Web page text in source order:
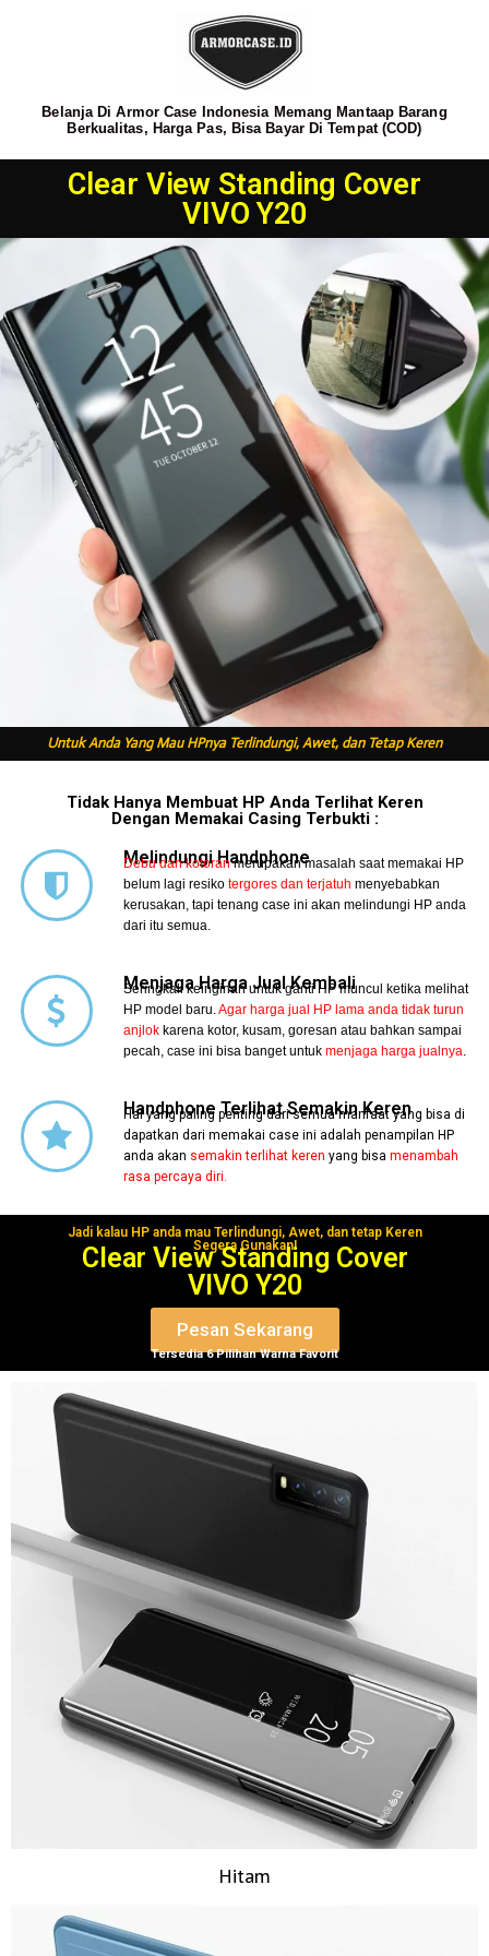
Belanja Di Armor Case Indonesia Memang Mantaap Barang
Berkualitas, Harga Pas, Bisa Bayar Di Tempat (COD)
Clear View Standing Cover
VIVO Y20
Untuk Anda Yang Mau HPnya Terlindungi, Awet, dan Tetap Keren
Tidak Hanya Membuat HP Anda Terlihat Keren
Dengan Memakai Casing Terbukti :
Melindungi Handphone
Debu dan kotoran merupakan masalah saat memakai HP
belum lagi resiko tergores dan terjatuh menyebabkan
kerusakan, tapi tenang case ini akan melindungi HP anda
dari itu semua.
Menjaga Harga Jual Kembali
Seringkali keinginan untuk ganti HP muncul ketika melihat
HP model baru.Agar harga jual HP lama anda tidak turun
anjlok karena kotor, kusam, goresan atau bahkan sampai
pecah, case ini bisa banget untukmenjaga harga jualnya.
Handphone Terlihat Semakin Keren
Hal yang paling penting dari semua manfaat yang bisa di
dapatkan dari memakai case ini adalah penampilan HP
anda akan semakin terlihat keren yang bisamenambah
rasa percaya diri.
Jadi kalau HP anda mau Terlindungi, Awet, dan tetap Keren
Segera Gunakan!
Clear View Standing Cover
VIVO Y20
Pesan Sekarang
Tersedia 6 Pilihan Warna Favorit
Hitam